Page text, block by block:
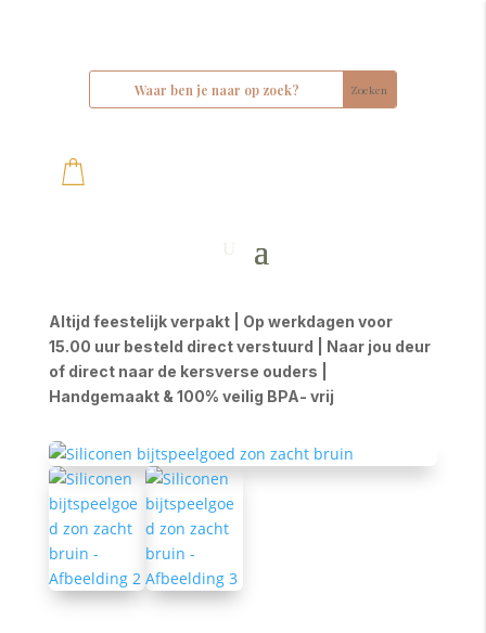
Altijd feestelijk verpakt | Op werkdagen voor
15.00 uur besteld direct verstuurd | Naar jou deur
of direct naar de kersverse ouders |
Handgemaakt & 100% veilig BPA- vrij